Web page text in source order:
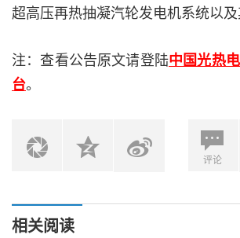
超高压再热抽凝汽轮发电机系统以及
注：查看公告原文请登陆中国光热
台。
评论
相关阅读